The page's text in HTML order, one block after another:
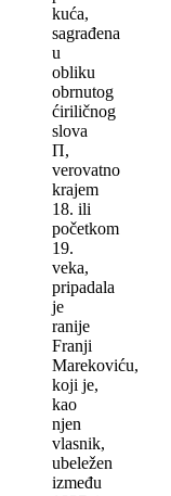
kuća,
sagrađena
u
obliku
obrnutog
ćiriličnog
slova
П,
verovatno
krajem
18. ili
početkom
19.
veka,
pripadala
je
ranije
Franji
Marekoviću,
koji je,
kao
njen
vlasnik,
ubeležen
između